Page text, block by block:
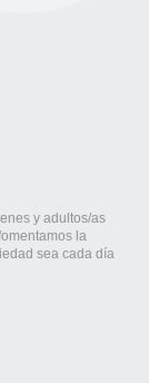
y adultos/as
la
sea cada día